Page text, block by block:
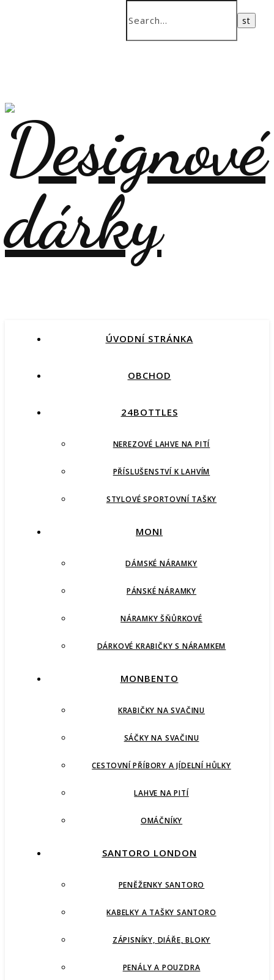
ÚVODNÍ STRÁNKA
OBCHOD
24BOTTLES
NEREZOVÉ LAHVE NA PITÍ
PŘÍSLUŠENSTVÍ K LAHVÍM
STYLOVÉ SPORTOVNÍ TAŠKY
MONI
DÁMSKÉ NÁRAMKY
PÁNSKÉ NÁRAMKY
NÁRAMKY ŠŇŮRKOVÉ
DÁRKOVÉ KRABIČKY S NÁRAMKEM
MONBENTO
KRABIČKY NA SVAČINU
SÁČKY NA SVAČINU
CESTOVNÍ PŘÍBORY A JÍDELNÍ HŮLKY
LAHVE NA PITÍ
OMÁČNÍKY
SANTORO LONDON
PENĚŽENKY SANTORO
KABELKY A TAŠKY SANTORO
ZÁPISNÍKY, DIÁŘE, BLOKY
PENÁLY A POUZDRA